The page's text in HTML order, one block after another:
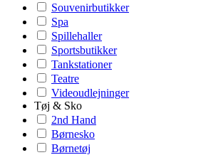
Souvenirbutikker
Spa
Spillehaller
Sportsbutikker
Tankstationer
Teatre
Videoudlejninger
Tøj & Sko
2nd Hand
Børnesko
Børnetøj